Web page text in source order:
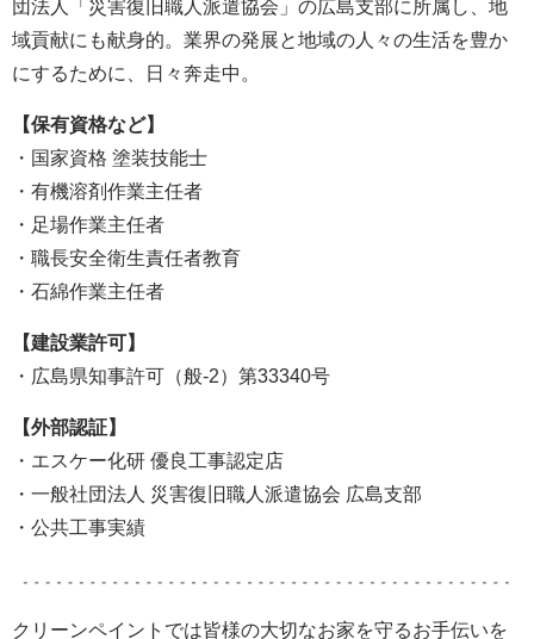
団法人「災害復旧職人派遣協会」の広島支部に所属し、地
域貢献にも献身的。業界の発展と地域の人々の生活を豊か
にするために、日々奔走中。
【保有資格など】
・国家資格 塗装技能士
・有機溶剤作業主任者
・足場作業主任者
・職長安全衛生責任者教育
・石綿作業主任者
【建設業許可】
・広島県知事許可（般-2）第33340号
【外部認証】
・エスケー化研 優良工事認定店
・一般社団法人 災害復旧職人派遣協会 広島支部
・公共工事実績
クリーンペイントでは皆様の大切なお家を守るお手伝いを